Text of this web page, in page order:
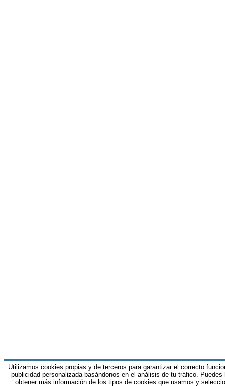
Utilizamos cookies propias y de terceros para garantizar el correcto
publicidad personalizada basándonos en el análisis de tu tráfico.
obtener más información de los tipos de cookies que usamos y